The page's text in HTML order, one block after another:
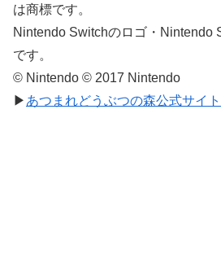
は商標です。
Nintendo Switchのロゴ・Nintendo
です。
© Nintendo © 2017 Nintendo
▶ あつまれどうぶつの森公式サイト